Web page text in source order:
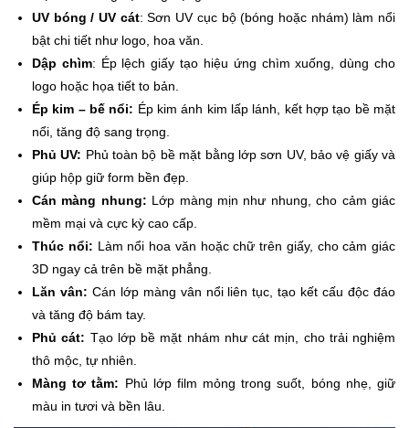
UV bóng / UV cát: Sơn UV cục bộ (bóng hoặc nhám) làm nổi
bật chi tiết như logo, hoa văn.
Dập chìm: Ép lệch giấy tạo hiệu ứng chìm xuống, dùng cho
logo hoặc họa tiết to bản.
Ép kim – bế nổi: Ép kim ánh kim lấp lánh, kết hợp tạo bề mặt
nổi, tăng độ sang trọng.
Phủ UV: Phủ toàn bộ bề mặt bằng lớp sơn UV, bảo vệ giấy và
giúp hộp giữ form bền đẹp.
Cán màng nhung: Lớp màng mịn như nhung, cho cảm giác
mềm mại và cực kỳ cao cấp.
Thúc nổi: Làm nổi hoa văn hoặc chữ trên giấy, cho cảm giác
3D ngay cả trên bề mặt phẳng.
Lăn vân: Cán lớp màng vân nổi liên tục, tạo kết cấu độc đáo
và tăng độ bám tay.
Phủ cát: Tạo lớp bề mặt nhám như cát mịn, cho trải nghiệm
thô mộc, tự nhiên.
Màng tơ tằm: Phủ lớp film mỏng trong suốt, bóng nhẹ, giữ
màu in tươi và bền lâu.